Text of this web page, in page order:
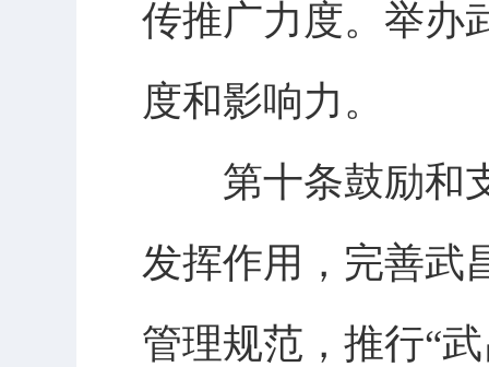
传推广力度。举办
度和影响力。
第十条鼓励和支
发挥作用，完善武
管理规范，推行“